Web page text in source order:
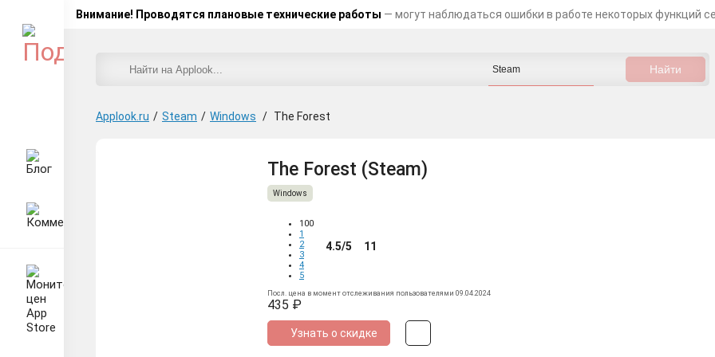
Внимание! Проводятся плановые технические работы — могут наблюдаться ошибки в работе некоторых функций
Applook.ru / Steam / Windows / The Forest
The Forest (Steam)
Windows
100
1
2
3
4
5
4.5/5 11
Посл. цена в момент отслеживания пользователями 09.04.2024
435 ₽
Узнать о скидке